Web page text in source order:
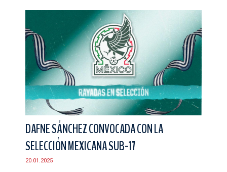
DAFNE SÁNCHEZ CONVOCADA CON LA
SELECCIÓN MEXICANA SUB-17
20.01.2025